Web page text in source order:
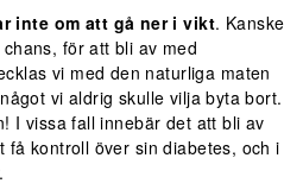
inte om att gå ner i vikt. Kanske
för att bli av med
vi med den naturliga maten
vi aldrig skulle vilja byta bort.
I vissa fall innebär det att bli av
få kontroll över sin diabetes, och i